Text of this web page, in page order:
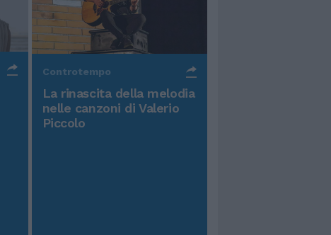
Controtempo
La rinascita della melodia
nelle canzoni di Valerio
Piccolo